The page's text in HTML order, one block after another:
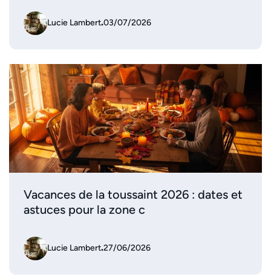
Lucie Lambert.03/07/2026
Vacances de la toussaint 2026 : dates et
astuces pour la zone c
Lucie Lambert.27/06/2026